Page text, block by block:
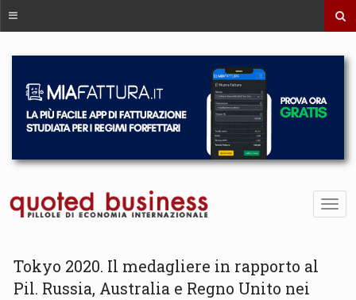
Tokyo 2020. Il medagliere in rapporto al
Pil. Russia, Australia e Regno Unito nei